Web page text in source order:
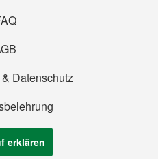
Datenschutz
erklären